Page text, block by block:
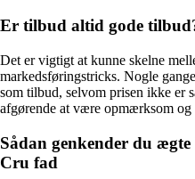
Er tilbud altid gode
Det er vigtigt at kunne skelne
markedsføringstricks. Nogle
som tilbud, selvom prisen ikke er
afgørende at være opmærksom og
Sådan genkender du
Cru fad